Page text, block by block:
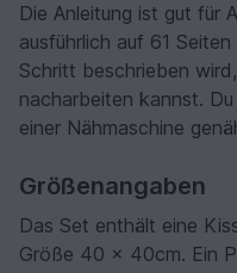
Die Anleitung ist gut für
ausführlich auf 61
Schritt beschrieben
nacharbeiten kannst.
einer Nähmaschine
Größenangaben
Das Set enthält eine
Größe 40 x 40cm. Ein